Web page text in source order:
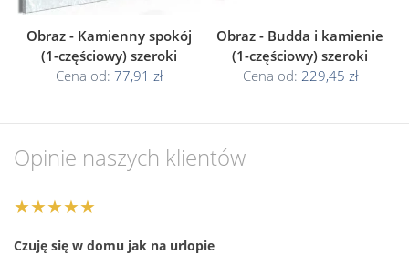
Obraz - Kamienny spokój
(1-częściowy) szeroki
Cena od: 77,91 zł
Obraz - Budda i kamienie
(1-częściowy) szeroki
Cena od: 229,45 zł
Opinie naszych klientów
★★★★★
Czuję się w domu jak na urlopie